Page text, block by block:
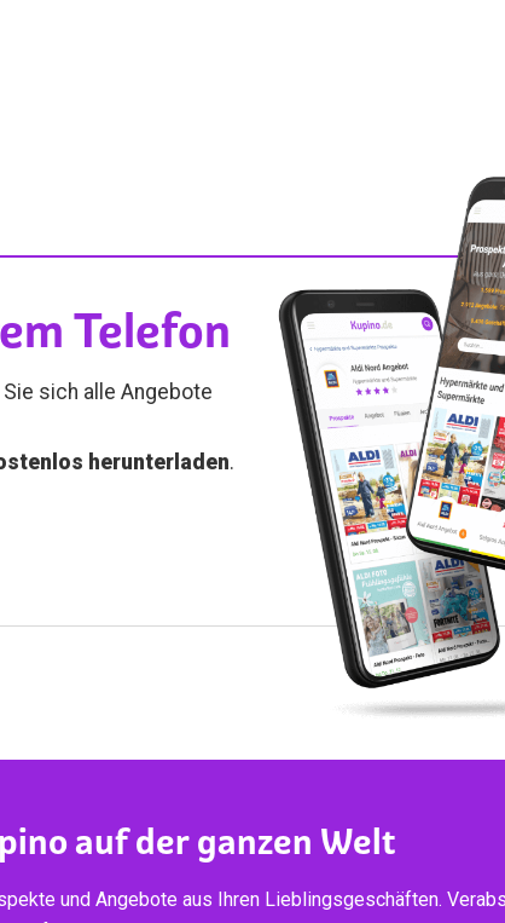
Telefon
sich alle Angebote
herunterladen.
auf der ganzen Welt
und Angebote aus Ihren Lieblingsgeschäften.